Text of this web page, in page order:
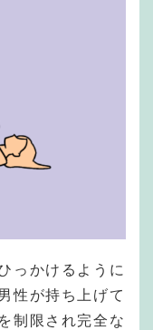
っかけるように
性が持ち上げて
制限され完全な